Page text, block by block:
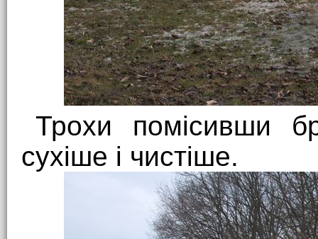
Трохи помісивши
сухіше і чистіше.